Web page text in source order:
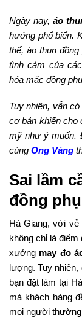
Ngày nay, áo
hướng phổ biến.
thể, áo thun
tình cảm của
hóa mặc đồng
Tuy nhiên, vẫn
cơ bản khiến cho
mỹ như ý muốn.
cùng Ong Vàng
Sai lầm
đồng
Hà Giang, với vẻ
không chỉ là điểm
xưởng may đo
lượng. Tuy nhiên,
bạn đặt làm tại
mà khách hàng
mọi người